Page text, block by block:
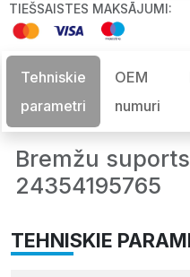
TIEŠSAISTES MAKSĀJUMI:
Tehniskie
parametri
OEM
numuri
Bremžu
24354195765
TEHNISKIE